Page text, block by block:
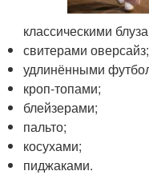
классическими
свитерами оверсайз;
удлинёнными
кроп-топами;
блейзерами;
пальто;
косухами;
пиджаками.